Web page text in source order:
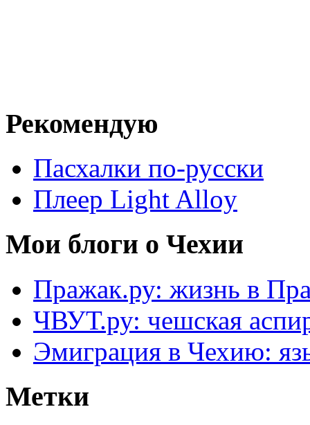
Рекомендую
Пасхалки по-русски
Плеер Light Alloy
Мои блоги о Чехии
Пражак.ру: жизнь в
ЧВУТ.ру: чешская
Эмиграция в Чехию:
Метки